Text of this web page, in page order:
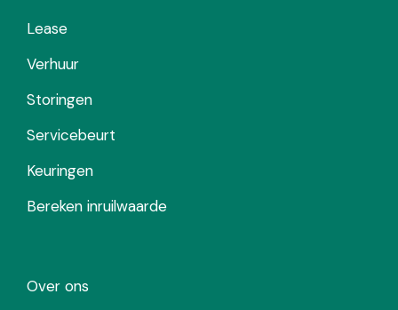
Lease
Verhuur
Storingen
Servicebeurt
Keuringen
Bereken inruilwaarde
Over ons